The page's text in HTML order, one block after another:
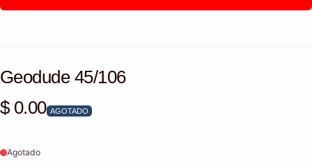
Geodude 45/106
Precio habitual
$ 0.00 AGOTADO
Agotado